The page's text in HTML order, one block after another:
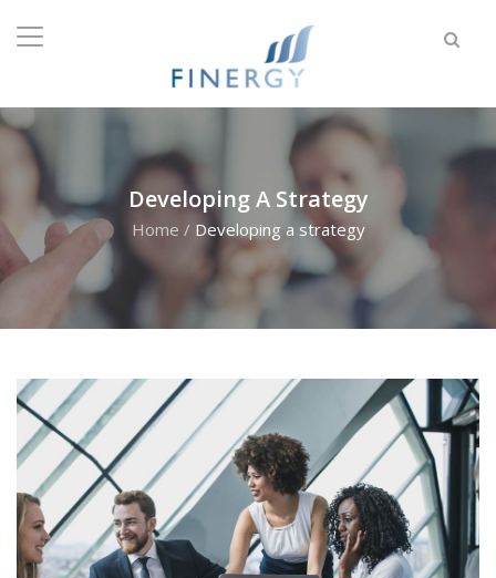
Developing A Strategy
Home / Developing a strategy